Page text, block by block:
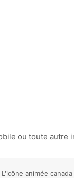
ou toute autre
L'icône animée